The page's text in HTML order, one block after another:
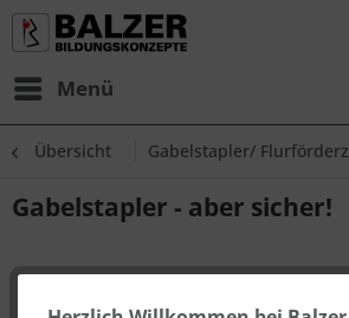
Menü
Übersicht Gabelstapler/
Gabelstapler - aber sicher!